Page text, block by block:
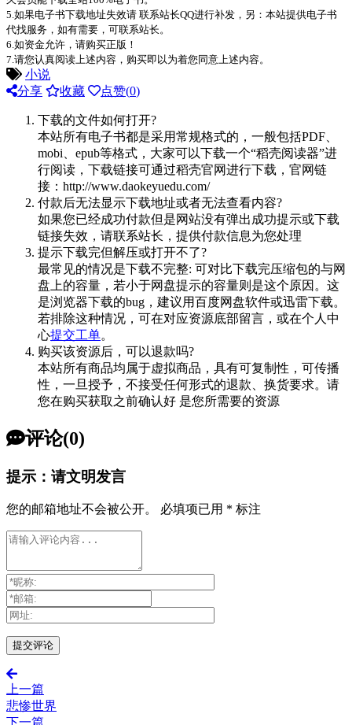
5.如果电子书下载地址失效请 联系站长QQ进行补发，另：本站提供电子书
代找服务，如有需要，可联系站长。
6.如资金允许，请购买正版！
7.请您认真阅读上述内容，购买即以为着您同意上述内容。
小说
分享
收藏 点赞(0)
下载的文件如何打开?
本站所有电子书都是采用常规格式的，一般包括PDF、
mobi、epub等格式，大家可以下载一个“稻壳阅读器”进
行阅读，下载链接可通过稻壳官网进行下载，官网链
接：http://www.daokeyuedu.com/
付款后无法显示下载地址或者无法查看内容?
如果您已经成功付款但是网站没有弹出成功提示或下载
链接失效，请联系站长，提供付款信息为您处理
提示下载完但解压或打开不了?
最常见的情况是下载不完整: 可对比下载完压缩包的与网
盘上的容量，若小于网盘提示的容量则是这个原因。这
是浏览器下载的bug，建议用百度网盘软件或迅雷下载。
若排除这种情况，可在对应资源底部留言，或在个人中
心提交工单。
购买该资源后，可以退款吗?
本站所有商品均属于虚拟商品，具有可复制性，可传播
性，一旦授予，不接受任何形式的退款、换货要求。请
您在购买获取之前确认好 是您所需要的资源
评论(0)
提示：请文明发言
您的邮箱地址不会被公开。 必填项已用 * 标注
上一篇
悲惨世界